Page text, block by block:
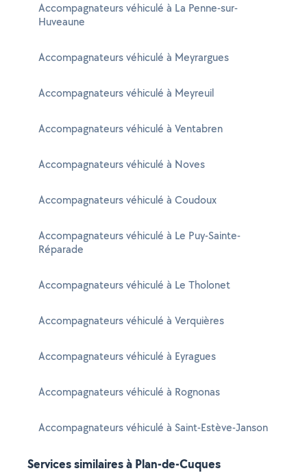
Accompagnateurs véhiculé à La Penne-sur-
Huveaune
Accompagnateurs véhiculé à Meyrargues
Accompagnateurs véhiculé à Meyreuil
Accompagnateurs véhiculé à Ventabren
Accompagnateurs véhiculé à Noves
Accompagnateurs véhiculé à Coudoux
Accompagnateurs véhiculé à Le Puy-Sainte-
Réparade
Accompagnateurs véhiculé à Le Tholonet
Accompagnateurs véhiculé à Verquières
Accompagnateurs véhiculé à Eyragues
Accompagnateurs véhiculé à Rognonas
Accompagnateurs véhiculé à Saint-Estève-Janson
Services similaires à Plan-de-Cuques